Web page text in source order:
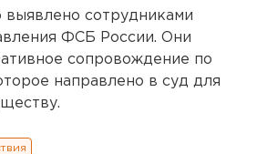
выявлено сотрудниками
ФСБ России. Они
сопровождение по
направлено в суд для